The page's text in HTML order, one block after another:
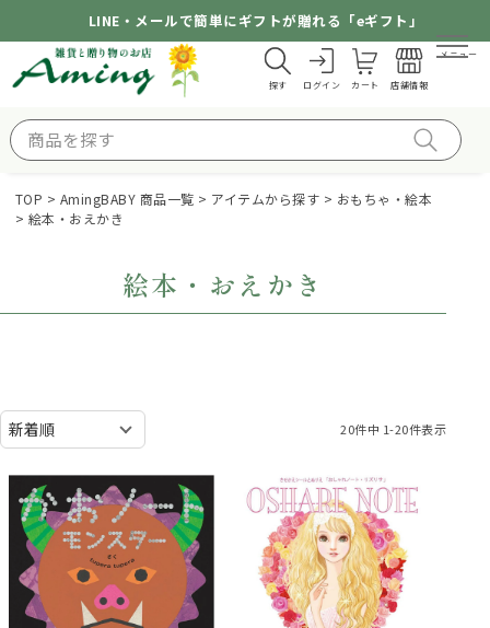
LINE・メールで簡単にギフトが贈れる「eギフト」
探す ログイン カート 店舗情報
メニュー
TOP AmingBABY 商品一覧 アイテムから探す
おもちゃ・絵本
絵本・おえかき
絵本・おえかき
20件中 1-20件表示